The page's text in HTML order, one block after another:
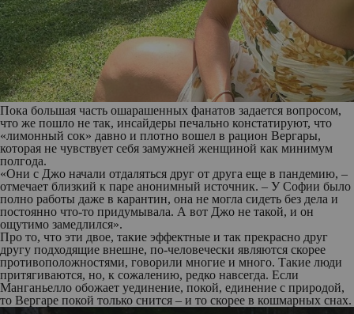
Пока большая часть ошарашенных фанатов задается вопросом,
что же пошло не так, инсайдеры печально констатируют, что
«лимонный сок» давно и плотно вошел в рацион Вергары,
которая не чувствует себя замужней женщиной как минимум
полгода.
«Они с Джо начали отдаляться друг от друга еще в пандемию, –
отмечает близкий к паре анонимный источник. – У Софии было
полно работы даже в карантин, она не могла сидеть без дела и
постоянно что-то придумывала. А вот Джо не такой, и он
ощутимо замедлился».
Про то, что эти двое, такие эффектные и так прекрасно друг
другу подходящие внешне, по-человечески являются скорее
противоположностями, говорили многие и много. Такие люди
притягиваются, но, к сожалению, редко навсегда. Если
Манганьелло обожает уединение, покой, единение с природой,
то Вергаре покой только снится – и то скорее в кошмарных снах.